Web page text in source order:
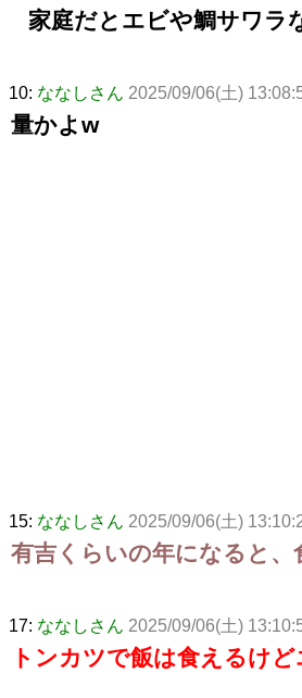
家庭だとエビや鯛サワラ
10: ななしさん 2025/09/06(土)
量かよw
15: ななしさん 2025/09/06(土)
有吉くらいの年になると
17: ななしさん 2025/09/06(土)
トンカツで飯は食えるけ